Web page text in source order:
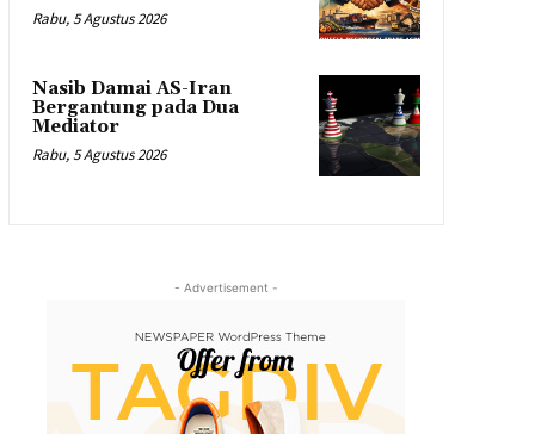
Rabu, 5 Agustus 2026
Nasib Damai AS-Iran
Bergantung pada Dua
Mediator
Rabu, 5 Agustus 2026
- Advertisement -